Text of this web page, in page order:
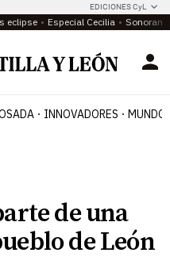
EDICIONES CyL
eclipse Especial Cecilia
INNOVADORES MUNDO
de una
de León